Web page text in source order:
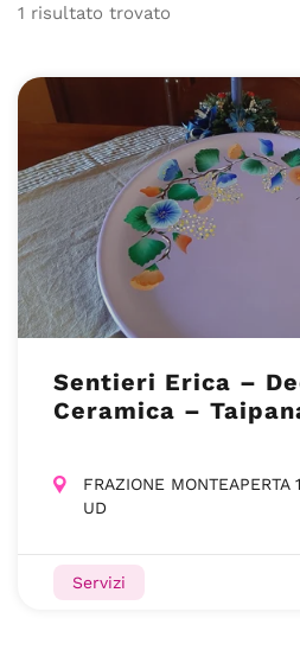
1 risultato trovato
Sentieri Erica –
Ceramica –
FRAZIONE
UD
Servizi